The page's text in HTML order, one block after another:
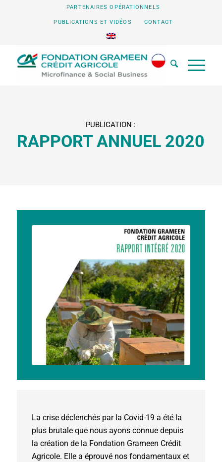
PARTENAIRES OPÉRATIONNELS
PUBLICATIONS ET VIDÉOS CONTACT
PUBLICATION :
RAPPORT ANNUEL 2020
La crise déclenchés par la Covid-19 a été la
plus brutale que nous ayons connue depuis
la création de la Fondation Grameen Crédit
Agricole. Elle a éprouvé nos fondamentaux et